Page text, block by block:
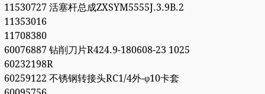
11530727 活塞杆总成ZXSYM5555J.3.9B.2
11353016
11708380
60076887 钻削刀片R424.9-180608-23 1025
60232198R
60259122 不锈钢转接头RC1/4外-φ10卡套